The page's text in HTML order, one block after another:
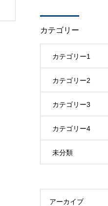
カテゴリー
カテゴリー1
カテゴリー2
カテゴリー3
カテゴリー4
未分類
アーカイブ